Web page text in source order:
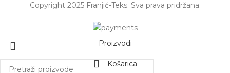
Copyright 2025 Franjić-Teks. Sva prava pridržana.
Proizvodi
Košarica